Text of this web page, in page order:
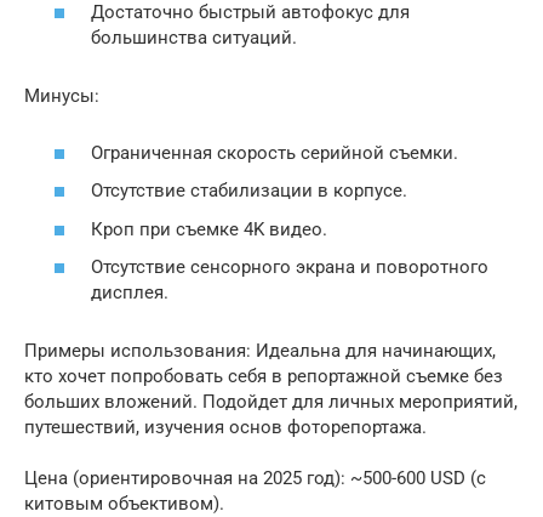
Достаточно быстрый автофокус для
большинства ситуаций.
Минусы:
Ограниченная скорость серийной съемки.
Отсутствие стабилизации в корпусе.
Кроп при съемке 4K видео.
Отсутствие сенсорного экрана и поворотного
дисплея.
Примеры использования: Идеальна для начинающих,
кто хочет попробовать себя в репортажной съемке без
больших вложений. Подойдет для личных мероприятий,
путешествий, изучения основ фоторепортажа.
Цена (ориентировочная на 2025 год): ~500-600 USD (с
китовым объективом).